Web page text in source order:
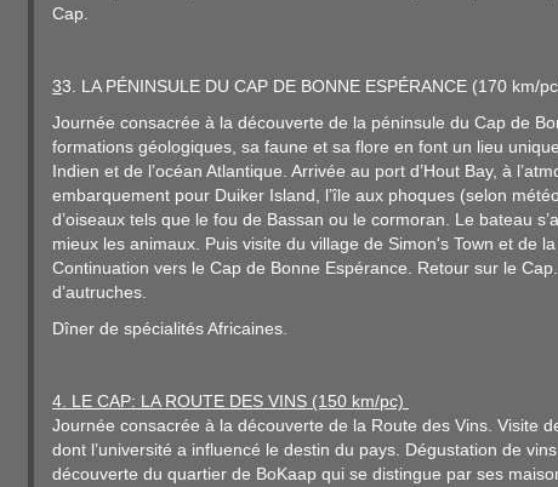
Cap.
33. LA PÉNINSULE DU CAP DE BONNE ESPÉRANCE (170 km/
Journée consacrée à la découverte de la péninsule du Cap de
formations géologiques, sa faune et sa flore en font un lieu
Indien et de l’océan Atlantique. Arrivée au port d’Hout Bay, à
embarquement pour Duiker Island, l’île aux phoques (selon
d’oiseaux tels que le fou de Bassan ou le cormoran. Le bateau
mieux les animaux. Puis visite du village de Simon's Town et de
Continuation vers le Cap de Bonne Espérance. Retour sur le
d’autruches.
Dîner de spécialités Africaines.
4. LE CAP: LA ROUTE DES VINS (150 km/pc)
Journée consacrée à la découverte de la Route des Vins. Visite
dont l’université a influencé le destin du pays. Dégustation de
découverte du quartier de BoKaap qui se distingue par ses